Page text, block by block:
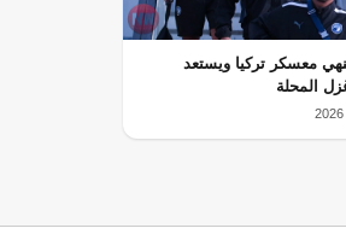
معسكر تركيا ويستعد
المحلة